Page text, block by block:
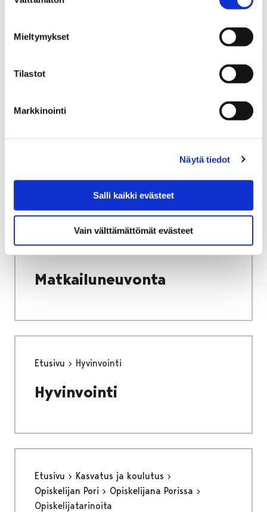
Mieltymykset
Tilastot
Markkinointi
Näytä tiedot
Salli kaikki evästeet
Vain välttämättömät evästeet
Etusivu
Kaupungin asiointipalvelut
Porin kaupungin asiakaspalvelu
Matkailuneuvonta
Etusivu Hyvinvointi
Hyvinvointi
Etusivu
Kasvatus ja koulutus
Opiskelijan Pori
Opiskelijana Porissa
Opiskelijatarinoita